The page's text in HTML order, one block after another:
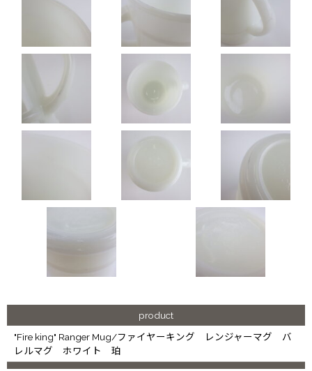
product
"Fire king" Ranger Mug/ファイヤーキング レンジャーマグ バ
レルマグ ホワイト 珀